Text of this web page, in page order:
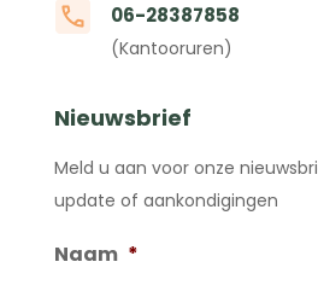
06-28387858
(Kantooruren)
Nieuwsbrief
Meld u aan voor onze
update of aankondigingen
Naam *